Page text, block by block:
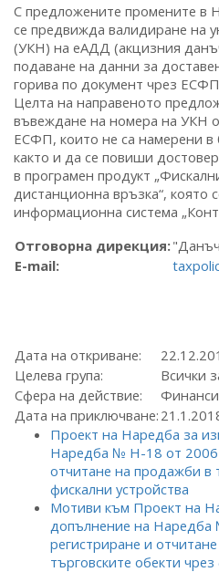
С предложените промените в
се предвижда валидиране на
(УКН) на еАДД (акцизния
подаване на данни за
горива по документ чрез
Целта на направеното
въвеждане на номера на УКН
ЕСФП, които не са намерени
както и да се повиши
в програмен продукт
дистанционна връзка“, която
информационна система
Отговорна дирекция:
E-mail:
Дата на откриване:
Целева група:
Всички
Сфера на действие:
Дата на приключване:
Проект на Наредба за
Наредба № Н-18 от 2006
отчитане на продажби в
фискални устройства
Мотиви към Проект на
допълнение на Наредба
регистриране и
търговските обекти